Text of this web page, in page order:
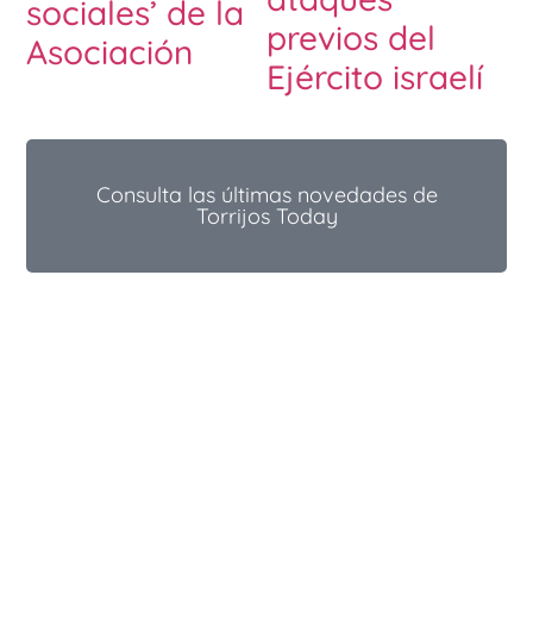
sociales’ de la
Asociación
previos del
Ejército israelí
Consulta las últimas novedades de
Torrijos Today